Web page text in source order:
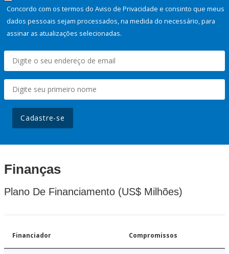
Concordo com os termos do Aviso de Privacidade e consinto que meus
dados pessoais sejam processados, na medida do necessário, para
assinar as atualizações selecionadas.
Cadastre-se
Finanças
Plano De Financiamento (US$ Milhões)
Financiador Compromissos